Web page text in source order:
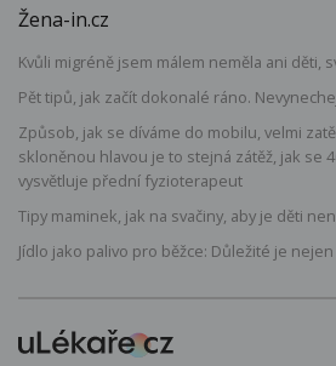
Žena-in.cz
Kvůli migréně jsem málem neměla ani děti,
Pět tipů, jak začít dokonalé ráno.
Způsob, jak se díváme do mobilu, velmi
skloněnou hlavou je to stejná zátěž, jak se
vysvětluje přední fyzioterapeut
Tipy maminek, jak na svačiny, aby je děti
Jídlo jako palivo pro běžce: Důležité je